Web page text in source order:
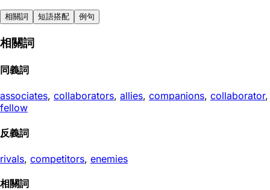
相關詞 短語搭配 例句
相關詞
同義詞
associates, collaborators, allies, companions, collaborator,
fellow
反義詞
rivals, competitors, enemies
相關詞